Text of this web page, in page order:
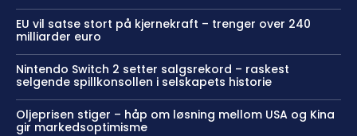
EU vil satse stort på kjernekraft – trenger over 240
milliarder euro
Nintendo Switch 2 setter salgsrekord – raskest
selgende spillkonsollen i selskapets historie
Oljeprisen stiger – håp om løsning mellom USA og Kina
gir markedsoptimisme